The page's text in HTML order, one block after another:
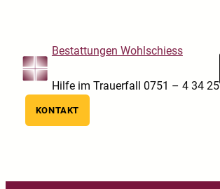
Bestattungen Wohlschiess
Hilfe im Trauerfall 0751 – 4 34 25
KONTAKT